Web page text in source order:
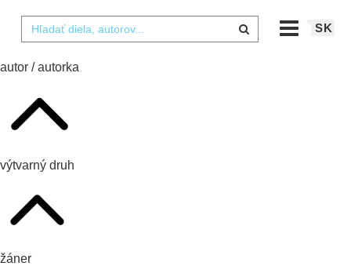
SK
autor / autorka
výtvarný druh
žáner